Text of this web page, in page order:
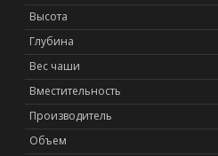
Высота
Глубина
Вес чаши
Вместительность
Производитель
Объем